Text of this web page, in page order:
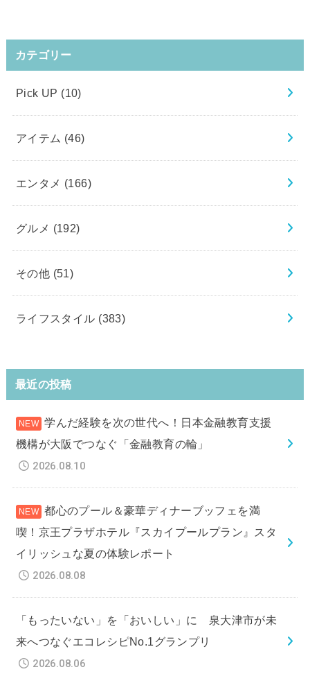
カテゴリー
Pick UP (10)
アイテム (46)
エンタメ (166)
グルメ (192)
その他 (51)
ライフスタイル (383)
最近の投稿
学んだ経験を次の世代へ！日本金融教育支援
機構が大阪でつなぐ「金融教育の輪」
2026.08.10
都心のプール＆豪華ディナーブッフェを満
喫！京王プラザホテル『スカイプールプラン』スタ
イリッシュな夏の体験レポート
2026.08.08
「もったいない」を「おいしい」に 泉大津市が未
来へつなぐエコレシピNo.1グランプリ
2026.08.06